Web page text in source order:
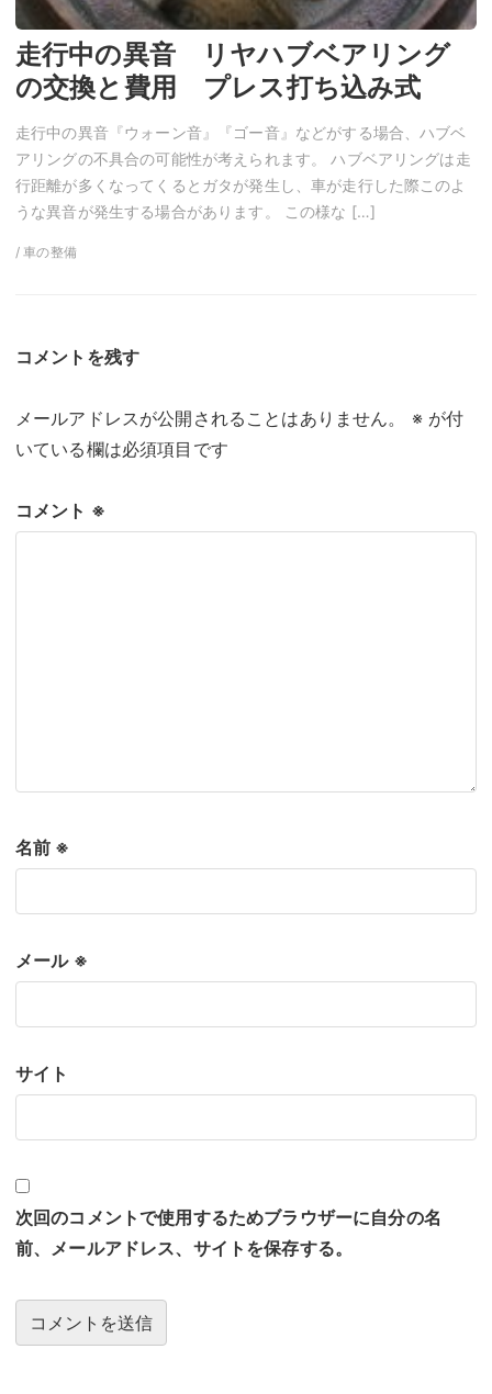
走行中の異音 リヤハブベアリング
の交換と費用 プレス打ち込み式
走行中の異音『ウォーン音』『ゴー音』などがする場合、ハブベ
アリングの不具合の可能性が考えられます。 ハブベアリングは走
行距離が多くなってくるとガタが発生し、車が走行した際このよ
うな異音が発生する場合があります。 この様な […]
/ 車の整備
コメントを残す
メールアドレスが公開されることはありません。 ※が付
いている欄は必須項目です
コメント ※
名前 ※
メール ※
サイト
次回のコメントで使用するためブラウザーに自分の名
前、メールアドレス、サイトを保存する。